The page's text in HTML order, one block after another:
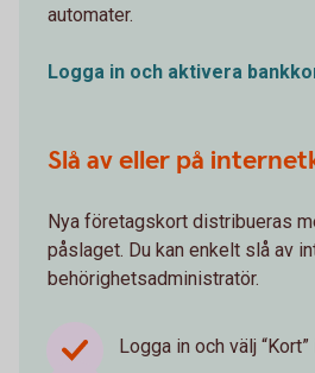
automater.
Logga in och aktivera
Slå av eller på
Nya företagskort distribueras
påslaget. Du kan enkelt slå av
behörighetsadministratör.
Logga in och välj